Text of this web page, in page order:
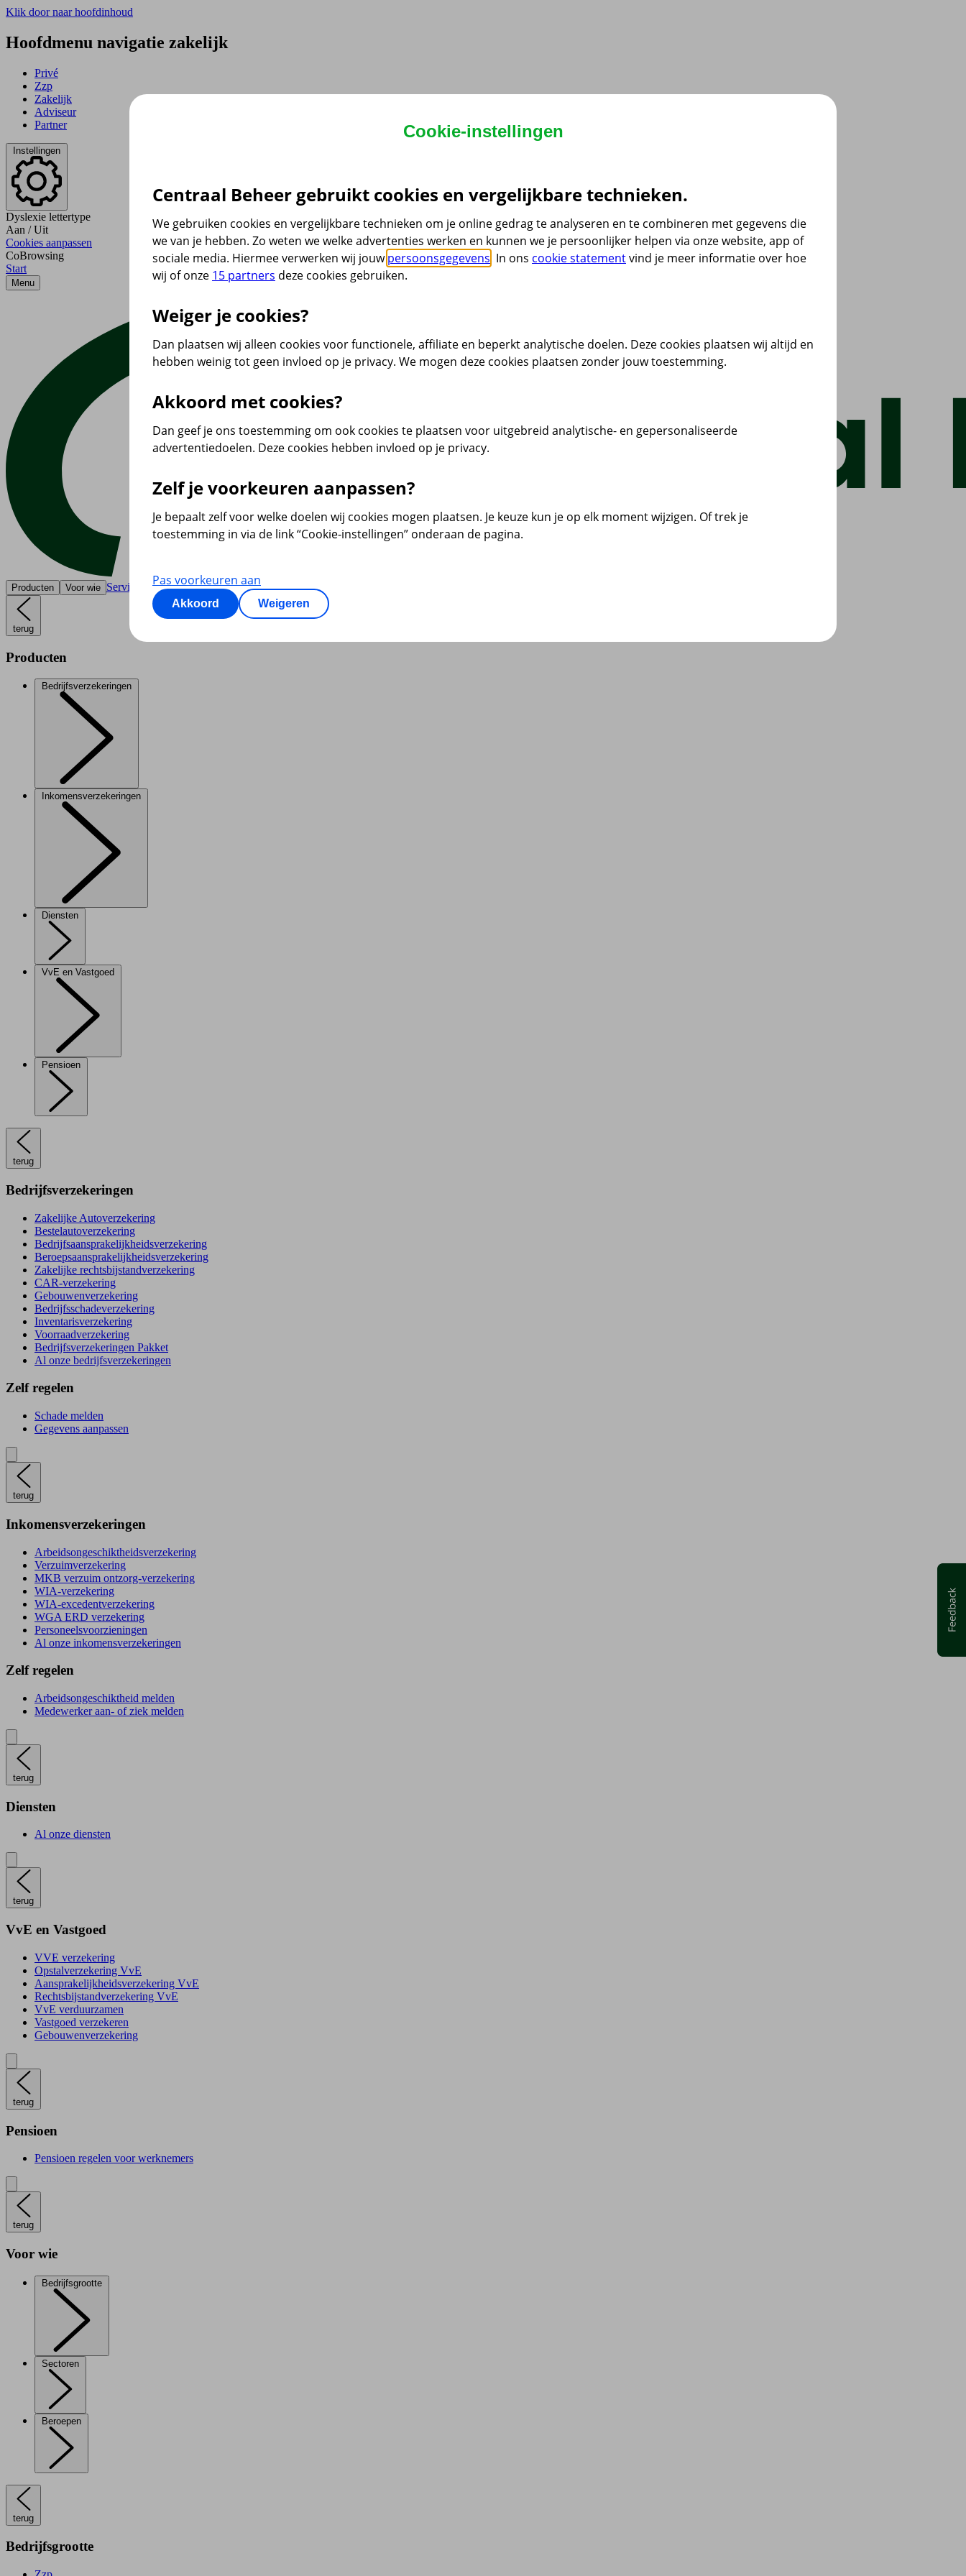
Klik door naar hoofdinhoud
Hoofdmenu navigatie zakelijk
Privé
Zzp
Zakelijk
Adviseur
Partner
Instellingen
Dyslexie lettertype
Aan / Uit
Cookies aanpassen
CoBrowsing
Start
Menu
Producten Voor wie Service & contact
terug
Producten
Bedrijfsverzekeringen
Inkomensverzekeringen
Diensten
VvE en Vastgoed
Pensioen
terug
Bedrijfsverzekeringen
Zakelijke Autoverzekering
Bestelautoverzekering
Bedrijfsaansprakelijkheidsverzekering
Beroepsaansprakelijkheidsverzekering
Zakelijke rechtsbijstandverzekering
CAR-verzekering
Gebouwenverzekering
Bedrijfsschadeverzekering
Inventarisverzekering
Voorraadverzekering
Bedrijfsverzekeringen Pakket
Al onze bedrijfsverzekeringen
Zelf regelen
Schade melden
Gegevens aanpassen
terug
Inkomensverzekeringen
Arbeidsongeschiktheidsverzekering
Verzuimverzekering
MKB verzuim ontzorg-verzekering
WIA-verzekering
WIA-excedentverzekering
WGA ERD verzekering
Personeelsvoorzieningen
Al onze inkomensverzekeringen
Zelf regelen
Arbeidsongeschiktheid melden
Medewerker aan- of ziek melden
terug
Diensten
Al onze diensten
terug
VvE en Vastgoed
VVE verzekering
Opstalverzekering VvE
Aansprakelijkheidsverzekering VvE
Rechtsbijstandverzekering VvE
VvE verduurzamen
Vastgoed verzekeren
Gebouwenverzekering
terug
Pensioen
Pensioen regelen voor werknemers
terug
Voor wie
Bedrijfsgrootte
Sectoren
Beroepen
terug
Bedrijfsgrootte
Cookie-instellingen
Centraal Beheer gebruikt cookies en vergelijkbare technieken.
We gebruiken cookies en vergelijkbare technieken om je online gedrag te analyseren en te combineren met gegevens die
we van je hebben. Zo weten we welke advertenties werken en kunnen we je persoonlijker helpen via onze website, app of
sociale media. Hiermee verwerken wij jouwpersoonsgegevens . In ons cookie statementvind je meer informatie over hoe
wij of onze 15 partners deze cookies gebruiken.
Weiger je cookies?
Dan plaatsen wij alleen cookies voor functionele, affiliate en beperkt analytische doelen. Deze cookies plaatsen wij altijd en
hebben weinig tot geen invloed op je privacy. We mogen deze cookies plaatsen zonder jouw toestemming.
Akkoord met cookies?
Dan geef je ons toestemming om ook cookies te plaatsen voor uitgebreid analytische- en gepersonaliseerde
advertentiedoelen. Deze cookies hebben invloed op je privacy.
Zelf je voorkeuren aanpassen?
Je bepaalt zelf voor welke doelen wij cookies mogen plaatsen. Je keuze kun je op elk moment wijzigen. Of trek je
toestemming in via de link “Cookie-instellingen” onderaan de pagina.
Pas voorkeuren aan
Akkoord Weigeren